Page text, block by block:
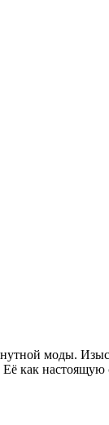
моды.
Её как